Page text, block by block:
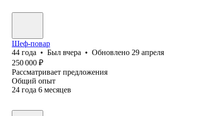
Шеф-повар
44 года • Был вчера • Обновлено 29 апреля
250 000 ₽
Рассматривает предложения
Общий опыт
24 года 6 месяцев